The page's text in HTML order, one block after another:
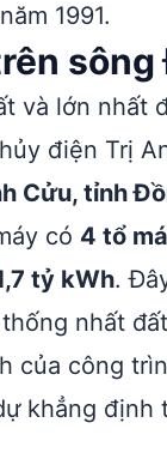
1991.
sông
và lớn nhất
điện Trị
Cửu, tỉnh
có 4 tổ
tỷ kWh.
nhất
của công
khẳng định